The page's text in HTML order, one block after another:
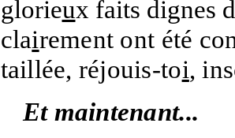
glorieux faits dignes
clairement ont été
taillée, réjouis-toi,
Et maintenant...